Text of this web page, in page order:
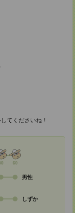
てくださいね！
60
男性
しずか